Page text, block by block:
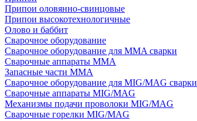
Припои оловянно-свинцовые
Припои высокотехнологичные
Олово и баббит
Сварочное оборудование
Сварочное оборудование для MMA сварки
Сварочные аппараты MMA
Запасные части MMA
Сварочное оборудование для MIG/MAG сварки
Сварочные аппараты MIG/MAG
Механизмы подачи проволоки MIG/MAG
Сварочные горелки MIG/MAG